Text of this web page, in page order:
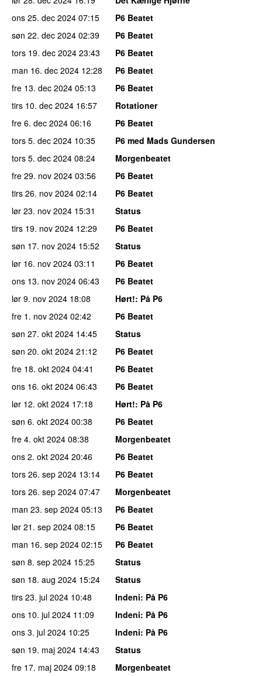
ons 25. dec 2024 07:15
P6 Beatet
søn 22. dec 2024 02:39
P6 Beatet
tors 19. dec 2024 23:43
P6 Beatet
man 16. dec 2024 12:28
P6 Beatet
fre 13. dec 2024 05:13
P6 Beatet
tirs 10. dec 2024 16:57
Rotationer
fre 6. dec 2024 06:16
P6 Beatet
tors 5. dec 2024 10:35
P6 med Mads Gundersen
tors 5. dec 2024 08:24
Morgenbeatet
fre 29. nov 2024 03:56
P6 Beatet
tirs 26. nov 2024 02:14
P6 Beatet
lør 23. nov 2024 15:31
Status
tirs 19. nov 2024 12:29
P6 Beatet
søn 17. nov 2024 15:52
Status
lør 16. nov 2024 03:11
P6 Beatet
ons 13. nov 2024 06:43
P6 Beatet
lør 9. nov 2024 18:08 Hørt!: På P6
fre 1. nov 2024 02:42
P6 Beatet
søn 27. okt 2024 14:45
Status
søn 20. okt 2024 21:12
P6 Beatet
fre 18. okt 2024 04:41
P6 Beatet
ons 16. okt 2024 06:43
P6 Beatet
lør 12. okt 2024 17:18 Hørt!: På P6
søn 6. okt 2024 00:38
P6 Beatet
fre 4. okt 2024 08:38
Morgenbeatet
ons 2. okt 2024 20:46
P6 Beatet
tors 26. sep 2024 13:14
P6 Beatet
tors 26. sep 2024 07:47
Morgenbeatet
man 23. sep 2024 05:13
P6 Beatet
lør 21. sep 2024 08:15
P6 Beatet
man 16. sep 2024 02:15
P6 Beatet
søn 8. sep 2024 15:25
Status
søn 18. aug 2024 15:24
Status
tirs 23. jul 2024 10:48 Indeni: På P6
ons 10. jul 2024 11:09 Indeni: På P6
ons 3. jul 2024 10:25 Indeni: På P6
søn 19. maj 2024 14:43
Status
fre 17. maj 2024 09:18 Morgenbeatet